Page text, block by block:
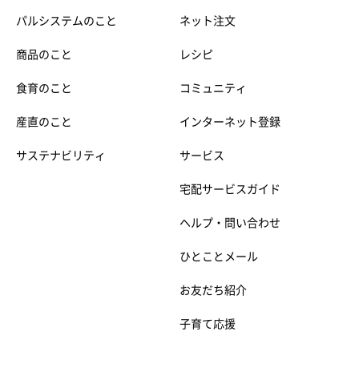
パルシステムのこと
商品のこと
食育のこと
産直のこと
サステナビリティ
ネット注文
レシピ
コミュニティ
インターネット登録
サービス
宅配サービスガイド
ヘルプ・問い合わせ
ひとことメール
お友だち紹介
子育て応援